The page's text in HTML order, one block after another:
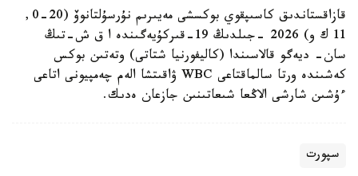
قازاقستاندىق كاسىپقوي بوكسشى مەيىرىم نۇرسۇلتانوۆ (20-0,
11 ك و) 2026 -جىلدىڭ 19-قىركۇيەگىندە ا ق ش-تىڭ
سان- ديەگو قالاسىندا (كاليفورنيا شتاتى) وتەتىن بوكس
كەشىندە ورتا سالماقتاعى WBC ۋاقىتشا الەم چەمپيونى اتاعى
ءۇشىن شارشى الاڭعا شىعاتىنىن جازعان ەدىك.
سپورت